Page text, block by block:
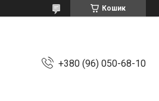
Кошик
+380 (96) 050-68-10